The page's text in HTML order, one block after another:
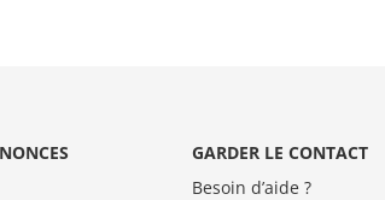
GARDER LE CONTACT
Besoin d’aide ?